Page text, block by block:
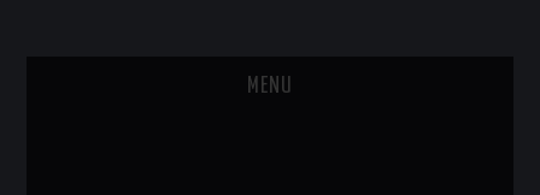
MENU